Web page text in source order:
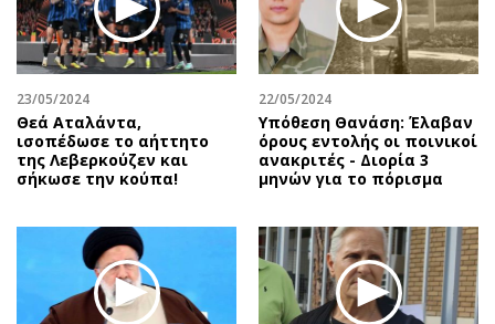
23/05/2024
Θεά Αταλάντα,
ισοπέδωσε το αήττητο
της Λεβερκούζεν και
σήκωσε την κούπα!
22/05/2024
Υπόθεση Θανάση: Έλαβαν
όρους εντολής οι ποινικοί
ανακριτές - Διορία 3
μηνών για το πόρισμα